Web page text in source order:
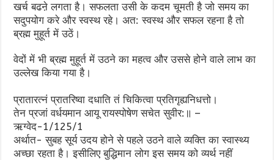
खर्च बढऩे लगता है। सफलता उसी के कदम चूमती है जो समय का
सदुपयोग करे और स्वस्थ रहे। अत: स्वस्थ और सफल रहना है तो
ब्रह्म मुहूर्त में उठें।
वेदों में भी ब्रह्म मुहूर्त में उठने का महत्व और उससे होने वाले लाभ का
उल्लेख किया गया है।
प्रातारत्नं प्रातरिष्वा दधाति तं चिकित्वा प्रतिगृह्यनिधत्तो।
तेन प्रजां वर्धयमान आयू रायस्पोषेण सचेत सुवीर:॥ –
ऋग्वेद-1/125/1
अर्थात- सुबह सूर्य उदय होने से पहले उठने वाले व्यक्ति का स्वास्थ्य
अच्छा रहता है। इसीलिए बुद्धिमान लोग इस समय को व्यर्थ नहीं